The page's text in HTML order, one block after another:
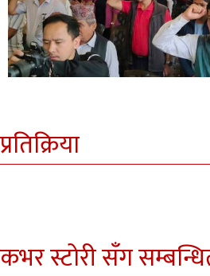
प्रतिक्रिया
कभर स्टोरी सँग